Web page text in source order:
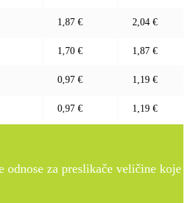
1,87 € 2,04 €
1,70 € 1,87 €
0,97 € 1,19 €
0,97 € 1,19 €
odnose za preslikače veličine